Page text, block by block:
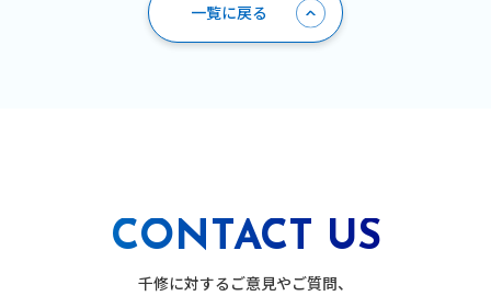
一覧に戻る
CONTACT US
千修に対するご意見やご質問、